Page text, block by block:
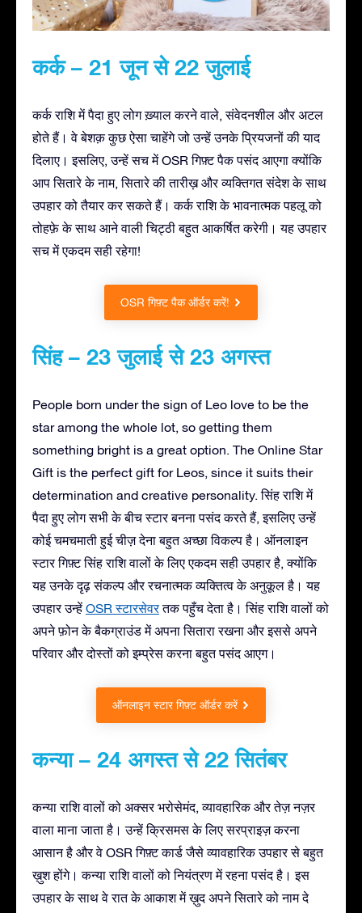
कर्क – 21 जून से 22 जुलाई
कर्क राशि में पैदा हुए लोग ख़्याल करने वाले, संवेदनशील और अटल
होते हैं। वे बेशक़ कुछ ऐसा चाहेंगे जो उन्हें उनके प्रियजनों की याद
दिलाए। इसलिए, उन्हें सच में OSR गिफ़्ट पैक पसंद आएगा क्योंकि
आप सितारे के नाम, सितारे की तारीख़ और व्यक्तिगत संदेश के साथ
उपहार को तैयार कर सकते हैं। कर्क राशि के भावनात्मक पहलू को
तोहफ़े के साथ आने वाली चिट्ठी बहुत आकर्षित करेगी। यह उपहार
सच में एकदम सही रहेगा!
OSR गिफ़्ट पैक ऑर्डर करें!
सिंह – 23 जुलाई से 23 अगस्त
People born under the sign of Leo love to be the
star among the whole lot, so getting them
something bright is a great option. The Online Star
Gift is the perfect gift for Leos, since it suits their
determination and creative personality. सिंह राशि में
पैदा हुए लोग सभी के बीच स्टार बनना पसंद करते हैं, इसलिए उन्हें
कोई चमचमाती हुई चीज़ देना बहुत अच्छा विकल्प है। ऑनलाइन
स्टार गिफ़्ट सिंह राशि वालों के लिए एकदम सही उपहार है, क्योंकि
यह उनके दृढ़ संकल्प और रचनात्मक व्यक्तित्व के अनुकूल है। यह
उपहार उन्हें OSR स्टारसेवरतक पहुँच देता है। सिंह राशि वालों को
अपने फ़ोन के बैकग्राउंड में अपना सितारा रखना और इससे अपने
परिवार और दोस्तों को इम्प्रेस करना बहुत पसंद आएग।
ऑनलाइन स्टार गिफ़्ट ऑर्डर करें
कन्या – 24 अगस्त से 22 सितंबर
कन्या राशि वालों को अक्सर भरोसेमंद, व्यावहारिक और तेज़ नज़र
वाला माना जाता है। उन्हें क्रिसमस के लिए सरप्राइज़ करना
आसान है और वे OSR गिफ़्ट कार्ड जैसे व्यावहारिक उपहार से बहुत
ख़ुश होंगे। कन्या राशि वालों को नियंत्रण में रहना पसंद है। इस
उपहार के साथ वे रात के आकाश में ख़ुद अपने सितारे को नाम दे